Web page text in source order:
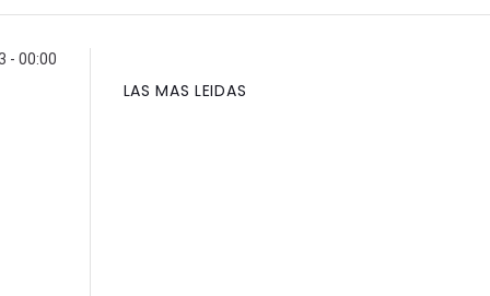
- 00:00
LAS MAS LEIDAS